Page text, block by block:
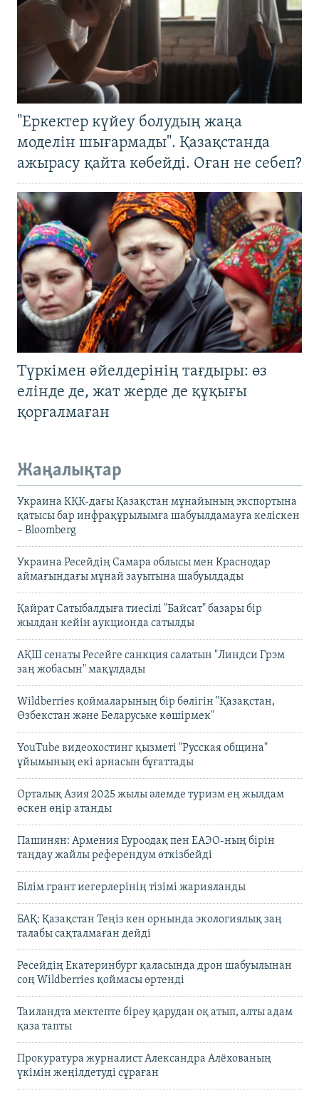
"Еркектер күйеу болудың жаңа
моделін шығармады". Қазақстанда
ажырасу қайта көбейді. Оған не себеп?
Түркімен әйелдерінің тағдыры: өз
елінде де, жат жерде де құқығы
қорғалмаған
Жаңалықтар
Украина КҚК-дағы Қазақстан мұнайының экспортына
қатысы бар инфрақұрылымға шабуылдамауға келіскен
– Bloomberg
Украина Ресейдің Самара облысы мен Краснодар
аймағындағы мұнай зауытына шабуылдады
Қайрат Сатыбалдыға тиесілі "Байсат" базары бір
жылдан кейін аукционда сатылды
АҚШ сенаты Ресейге санкция салатын "Линдси Грэм
заң жобасын" мақұлдады
Wildberries қоймаларының бір бөлігін "Қазақстан,
Өзбекстан және Беларуське көшірмек"
YouTube видеохостинг қызметі "Русская община"
ұйымының екі арнасын бұғаттады
Орталық Азия 2025 жылы әлемде туризм ең жылдам
өскен өңір атанды
Пашинян: Армения Еуроодақ пен ЕАЭО-ның бірін
таңдау жайлы референдум өткізбейді
Білім грант иегерлерінің тізімі жарияланды
БАҚ: Қазақстан Теңіз кен орнында экологиялық заң
талабы сақталмаған дейді
Ресейдің Екатеринбург қаласында дрон шабуылынан
соң Wildberries қоймасы өртенді
Таиландта мектепте біреу қарудан оқ атып, алты адам
қаза тапты
Прокуратура журналист Александра Алёхованың
үкімін жеңілдетуді сұраған